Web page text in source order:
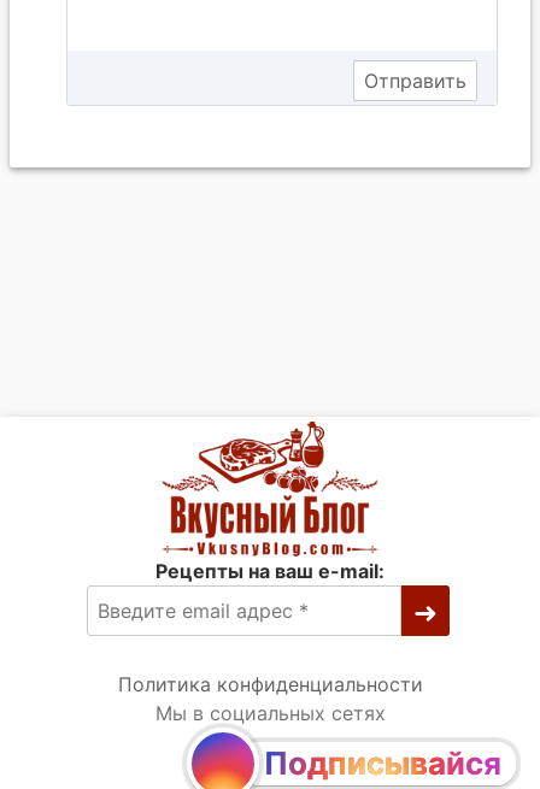
Рецепты на ваш e-mail:
Политика конфиденциальности
Мы в социальных сетях
Подписывайся